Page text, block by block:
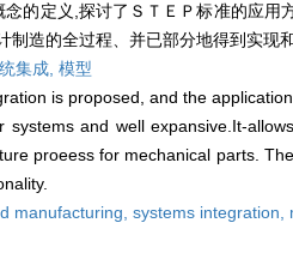
的定义,探讨了ＳＴＥＰ标准的应
制造的全过程、并已部分地得到实现
集成, 模型
is proposed, and the
systems and well expansive.It-
proeess for mechanical parts.
manufacturing, systems integration,